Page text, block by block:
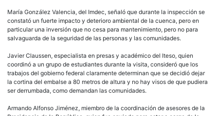
María González Valencia, del Imdec, señaló que durante la inspección se
constató un fuerte impacto y deterioro ambiental de la cuenca, pero en
particular una inversión que no cesa para mantenimiento, pero no para
salvaguarda de la seguridad de las personas y las comunidades.
Javier Claussen, especialista en presas y académico del Iteso, quien
coordinó a un grupo de estudiantes durante la visita, consideró que los
trabajos del gobierno federal claramente determinan que se decidió dejar
la cortina del embalse a 80 metros de altura y no hay visos de que pudiera
ser derrumbada, como demandan las comunidades.
Armando Alfonso Jiménez, miembro de la coordinación de asesores de la